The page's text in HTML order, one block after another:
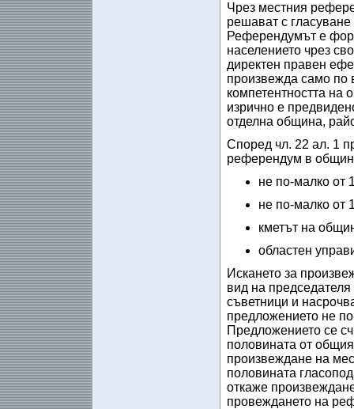
Чрез местния
решават с
Референдумът е
населението чрез
директен правен
произвежда само по
компетентността на
изрично е
отделна община,
Според чл. 22 ал. 1
референдум в
не по-малко от
не по-малко от
кметът на
областен
Искането за
вид на
съветници и
предложението не
Предложението се
половината от
произвеждане на
половината
откаже
провеждането на